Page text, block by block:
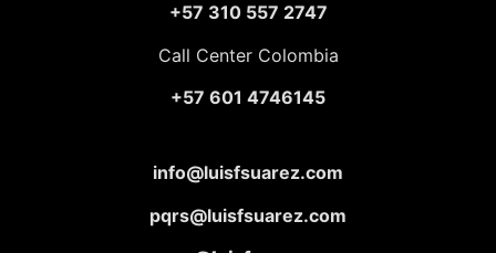
+57 310 557 2747
Call Center Colombia
+57 601 4746145
info@luisfsuarez.com
pqrs@luisfsuarez.com